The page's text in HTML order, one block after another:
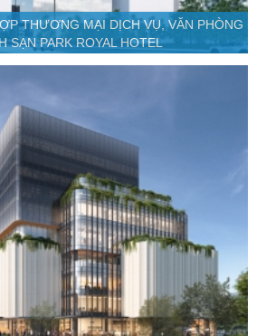
THƯƠNG MẠI DỊCH VỤ, VĂN PHÒNG
SẠN PARK ROYAL HOTEL